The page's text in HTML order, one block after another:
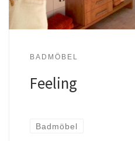
BADMÖBEL
Feeling
Badmöbel